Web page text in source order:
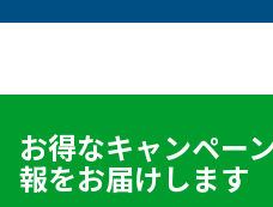
お得なキャンペー
報をお届けします